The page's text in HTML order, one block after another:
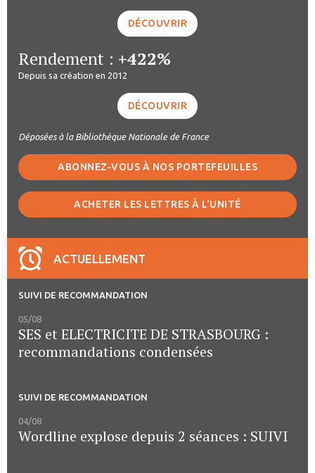
DÉCOUVRIR
Rendement : +422%
Depuis sa création en 2012
DÉCOUVRIR
Déposées à la Bibliothèque Nationale de France
ABONNEZ-VOUS À NOS PORTEFEUILLES
ACHETER LES LETTRES À L'UNITÉ
ACTUELLEMENT
SUIVI DE RECOMMANDATION
05/08
SES et ELECTRICITE DE STRASBOURG :
recommandations condensées
SUIVI DE RECOMMANDATION
04/08
Wordline explose depuis 2 séances : SUIVI